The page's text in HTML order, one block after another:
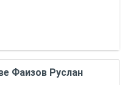
Фаизов Руслан